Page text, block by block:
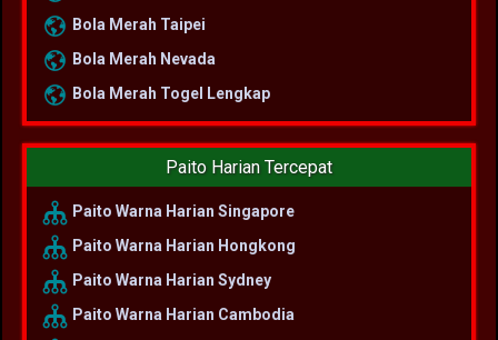
Bola Merah Taipei
Bola Merah Nevada
Bola Merah Togel Lengkap
Paito Harian Tercepat
Paito Warna Harian Singapore
Paito Warna Harian Hongkong
Paito Warna Harian Sydney
Paito Warna Harian Cambodia